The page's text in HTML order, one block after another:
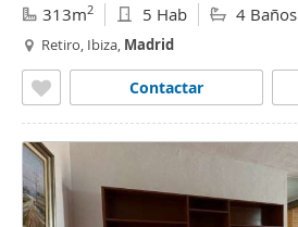
313m2 5 Hab 4 Baños
Retiro, Ibiza, Madrid
Contactar